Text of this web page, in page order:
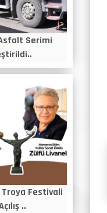
Serimi
Troya Festivali
..